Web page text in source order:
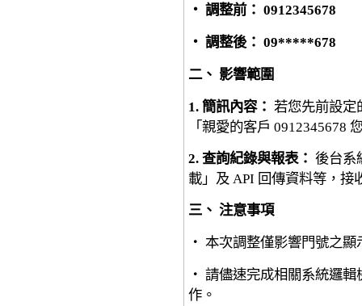
‧ 調整前： 0912345678
‧ 調整後： 09*****678
二、 影響範圍
1. 簡訊內容： 若您先前設定
「親愛的客戶 0912345678
2. 查詢紀錄與報表： 後台系
載」及 API 回傳資料等，接
三、 注意事項
‧ 本次調整僅影響門號之顯
‧ 請儘速完成相關系統邏
作。